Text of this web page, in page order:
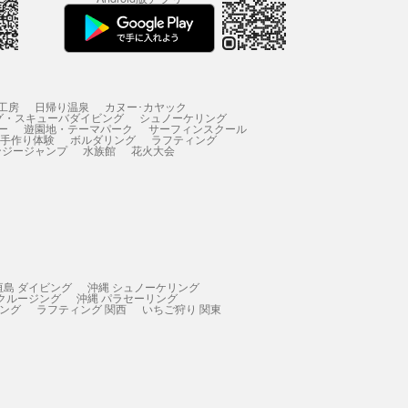
房 日帰り温泉 カヌー･カヤック
・スキューバダイビング シュノーケリング
遊園地・テーマパーク サーフィンスクール
作り体験 ボルダリング ラフティング
ージャンプ 水族館 花火大会
島 ダイビング 沖縄 シュノーケリング
ルージング 沖縄 パラセーリング
グ ラフティング 関西 いちご狩り 関東